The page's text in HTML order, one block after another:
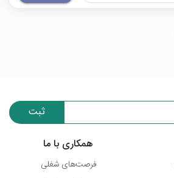
ثبت
همکاری با ما
فرصت‌های شغلی